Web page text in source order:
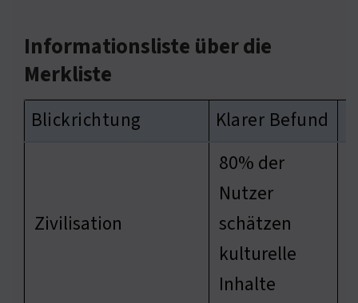
Informationsliste über die
Merkliste
Blickrichtung Klarer Befund
Zivilisation
80% der
Nutzer
schätzen
kulturelle
Inhalte